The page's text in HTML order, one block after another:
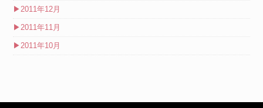
▶2011年12月
▶2011年11月
▶2011年10月